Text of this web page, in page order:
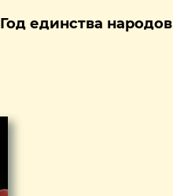
Год единства народов